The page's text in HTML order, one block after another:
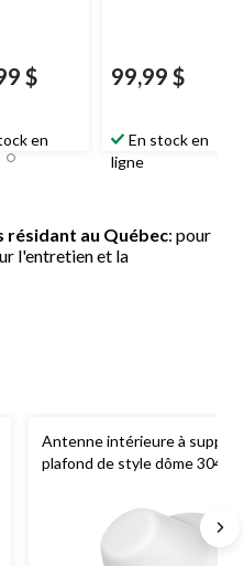
$
en
99,99 $
En stock en
ligne
résidant au Québec: pour
l'entretien et la
Antenne intérieure à
plafond de style dôme